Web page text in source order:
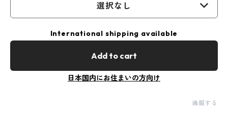
選択なし
International shipping available
Add to cart
日本国内にお住まいの方向け
通報する